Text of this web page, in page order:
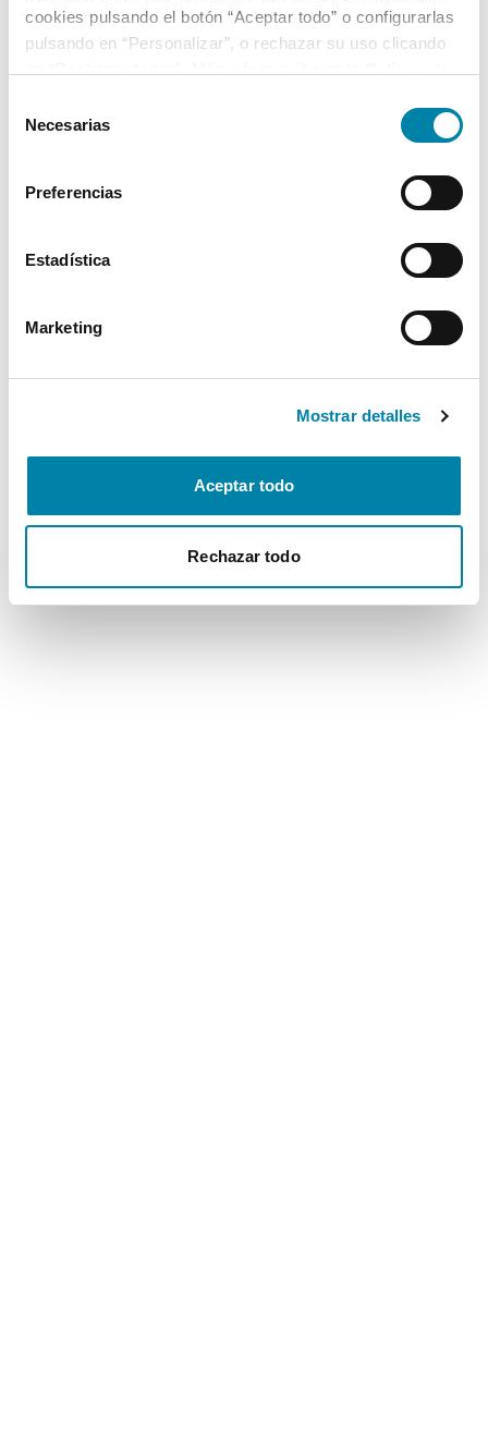
cookies pulsando el botón “Aceptar todo” o configurarlas
pulsando en “Personalizar”, o rechazar su uso clicando
Necesarias
Preferencias
Estadística
Marketing
Mostrar detalles
Aceptar todo
Rechazar todo